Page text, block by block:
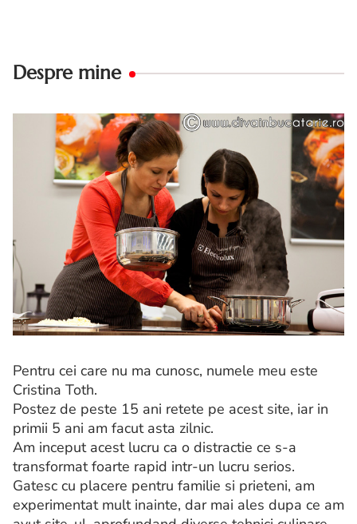
Despre mine
Pentru cei care nu ma cunosc, numele meu este
Cristina Toth.
Postez de peste 15 ani retete pe acest site, iar in
primii 5 ani am facut asta zilnic.
Am inceput acest lucru ca o distractie ce s-a
transformat foarte rapid intr-un lucru serios.
Gatesc cu placere pentru familie si prieteni, am
experimentat mult inainte, dar mai ales dupa ce am